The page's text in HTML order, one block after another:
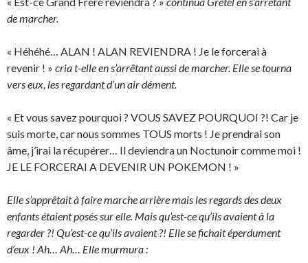
de marcher.
« Héhéhé… ALAN ! ALAN REVIENDRA ! Je le forcerai à
revenir ! » cria t-elle en s’arrêtant aussi de marcher. Elle se tourna
vers eux, les regardant d’un air dément.
« Et vous savez pourquoi ? VOUS SAVEZ POURQUOI ?! Car je
suis morte, car nous sommes TOUS morts ! Je prendrai son
âme, j’irai la récupérer… Il deviendra un Noctunoir comme moi !
JE LE FORCERAI A DEVENIR UN POKEMON ! »
Elle s’apprêtait à faire marche arrière mais les regards des deux
enfants étaient posés sur elle. Mais qu’est-ce qu’ils avaient à la
regarder ?! Qu’est-ce qu’ils avaient ?! Elle se fichait éperdument
d’eux ! Ah… Ah… Elle murmura :